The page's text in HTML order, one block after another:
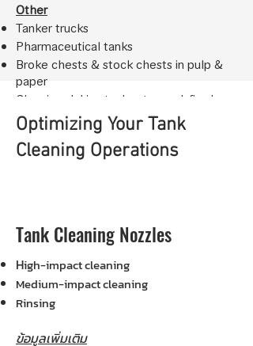
Other
Tanker trucks
Pharmaceutical tanks
Broke chests & stock chests in pulp &
paper
Cleaning slaking tanks at a coal-fired
power plant
Frac tanks for the oil and gas industry
Optimizing Your Tank
Cleaning Operations
Tank Cleaning Nozzles
High-impact cleaning
Medium-impact cleaning
Rinsing
ข้อมูลเพิ่มเติม